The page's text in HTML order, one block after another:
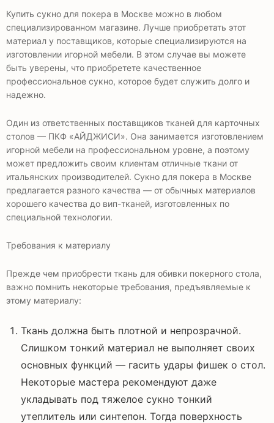
Купить сукно для покера в Москве можно в любом
специализированном магазине. Лучше приобретать этот
материал у поставщиков, которые специализируются на
изготовлении игорной мебели. В этом случае вы можете
быть уверены, что приобретете качественное
профессиональное сукно, которое будет служить долго и
надежно.
Один из ответственных поставщиков тканей для карточных
столов — ПКФ «АЙДЖИСИ». Она занимается изготовлением
игорной мебели на профессиональном уровне, а поэтому
может предложить своим клиентам отличные ткани от
итальянских производителей. Сукно для покера в Москве
предлагается разного качества — от обычных материалов
хорошего качества до вип-тканей, изготовленных по
специальной технологии.
Требования к материалу
Прежде чем приобрести ткань для обивки покерного стола,
важно помнить некоторые требования, предъявляемые к
этому материалу:
Ткань должна быть плотной и непрозрачной.
Слишком тонкий материал не выполняет своих
основных функций — гасить удары фишек о стол.
Некоторые мастера рекомендуют даже
укладывать под тяжелое сукно тонкий
утеплитель или синтепон. Тогда поверхность